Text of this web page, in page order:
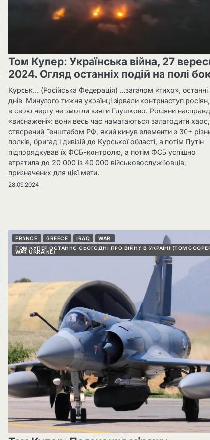
Том Купер: Українська війна, 27
2024. Огляд останніх подій на полі
Курськ… (Російська Федерація) …загалом «тихо»,
днів. Минулого тижня українці зірвали контрнаступ
в свою чергу не змогли взяти Глушково. Росіяни
«виснажені»: вони весь час намагаються залагодити хаос,
створений Генштабом РФ, який кинув елементи з 30+
полків, бригад і дивізій до Курської області, а потім Путін
підпорядкував їх ФСБ-контролю, а потім ФСБ успішно
втратила до 20 000 із 40 000 військовослужбовців,
призначених для цієї мети.
28.09.2024
FRANCE GREECE IRAQ
WAR
ТОМ КУПЕР ОСТАННЄ СЬОГОДНІ ПРО ВІЙНУ В УКРАЇНІ (TOM
WAR UKRAINE)